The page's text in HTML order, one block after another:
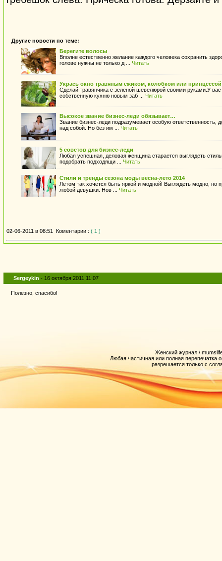
Другие новости по теме:
Берегите волосы
Вполне естественно желание каждого человека сохранить
голове нужны не только д ... Читать
Укрась окно травяным ежиком, колобком или принцессой
Сделай травянчика с зеленой шевелюрой своими руками.У
собственную кухню новым заб ... Читать
Высокое звание бизнес-леди обязывает…
Звание бизнес-леди подразумевает особую ответственность,
над собой. Но без им ... Читать
5 советов для бизнес-леди
Любая успешная, деловая женщина старается выглядеть
подобрать подходящи ... Читать
Стили и тренды сезона моды весна-лето 2014
Летом так хочется быть яркой и модной! Выглядеть модно, но
любой девушки. Нов ... Читать
02-06-2011 в 08:51 Коментарии : ( 1 )
Sergeykin - 16 октября 2011 11:07
Полезно, спасибо!
Женский журнал /
Любая частичная или полная перепечатка
разрешается только с